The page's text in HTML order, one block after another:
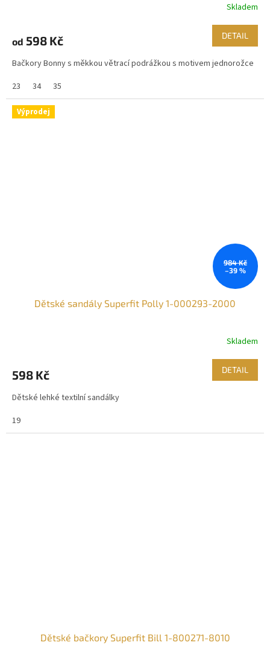
Skladem
od 598 Kč DETAIL
Bačkory Bonny s měkkou větrací podrážkou s motivem jednorožce
23
34 35
Výprodej
984 Kč
–39 %
Dětské sandály Superfit Polly 1-000293-2000
Skladem
598 Kč DETAIL
Dětské lehké textilní sandálky
19
Dětské bačkory Superfit Bill 1-800271-8010